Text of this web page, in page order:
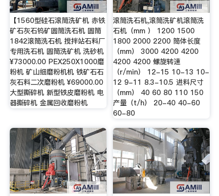
【1560型硅石滚筒洗矿机 赤铁
矿石灰石钨矿圆筒洗石机 圆筒
1842滚筒洗石机 搅拌站石料厂
专用洗石机 圆筒洗矿机 洗砂机
¥73000.00 PEX250X1000磨
粉机 矿山细磨粉机机 铁矿石石
灰石料二次磨粉机 ¥69000.00
大型撕碎机 新型铁皮磨粉机 电
器撕碎机 金属回收磨粉机
滚筒洗石机,滚筒洗矿机滚筒洗
石机（mm ） 1200 1500
1800 2000 2200 筒体长度
（mm） 3000 4200 4200
4200 4200 螺旋转速
（r/min） 12-15 10-13 10-
12 9-11 8.3-10.5 进料尺寸
（mm） 40 60 80 110 150
产量（t/h） 20-40 40-60
60-80